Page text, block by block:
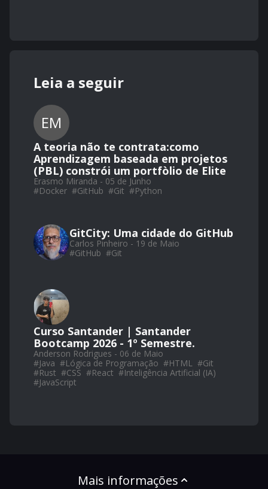
Leia a seguir
EM
A teoria não te contrata:como
Aprendizagem baseada em projetos
(PBL) constrói um portfòlio de Elite
Erasmo Miranda - 05 de Junho
#Docker #GitHub #Git #Python
GitCity: Uma cidade do GitHub
Carlos Pinheiro - 19 de Maio
#GitHub #Git
Curso Santander | Santander
Bootcamp 2026 - 1º Semestre.
Anderson Rodrigues - 06 de Maio
#Java #Lógica de Programação #HTML #Git
#Rust #CSS #React #Inteligência Artificial (IA)
#JavaScript
Mais informações